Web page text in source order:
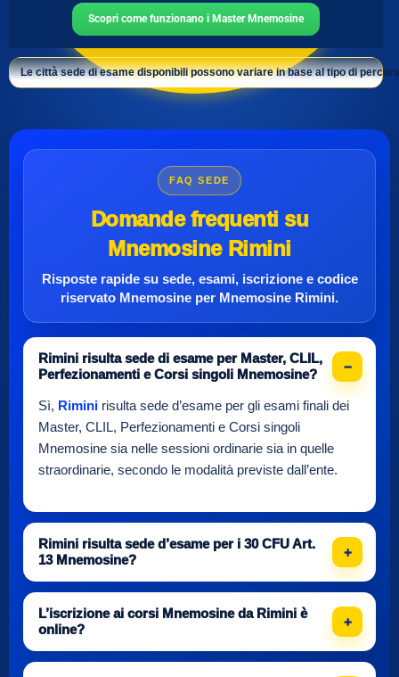
Scopri come funzionano i Master Mnemosine
Le città sede di esame disponibili possono variare in base al tipo di
FAQ SEDE
Domande frequenti su
Mnemosine Rimini
Risposte rapide su sede, esami, iscrizione e codice
riservato Mnemosine per Mnemosine Rimini.
Rimini risulta sede di esame per Master, CLIL,
Perfezionamenti e Corsi singoli Mnemosine?
Sì, Rimini risulta sede d’esame per gli esami finali dei
Master, CLIL, Perfezionamenti e Corsi singoli
Mnemosine sia nelle sessioni ordinarie sia in quelle
straordinarie, secondo le modalità previste dall’ente.
Rimini risulta sede d’esame per i 30 CFU Art.
13 Mnemosine?
L’iscrizione ai corsi Mnemosine da Rimini è
online?